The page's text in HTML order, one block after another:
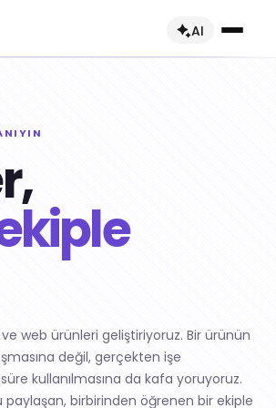
AI
Geliştirme
Dataverse Entegrasyonu
Ticaret
web ürünleri geliştiriyoruz. Bir ürünün
değil, gerçekten işe
kullanılmasına da kafa yoruyoruz.
birbirinden öğrenen bir ekiple